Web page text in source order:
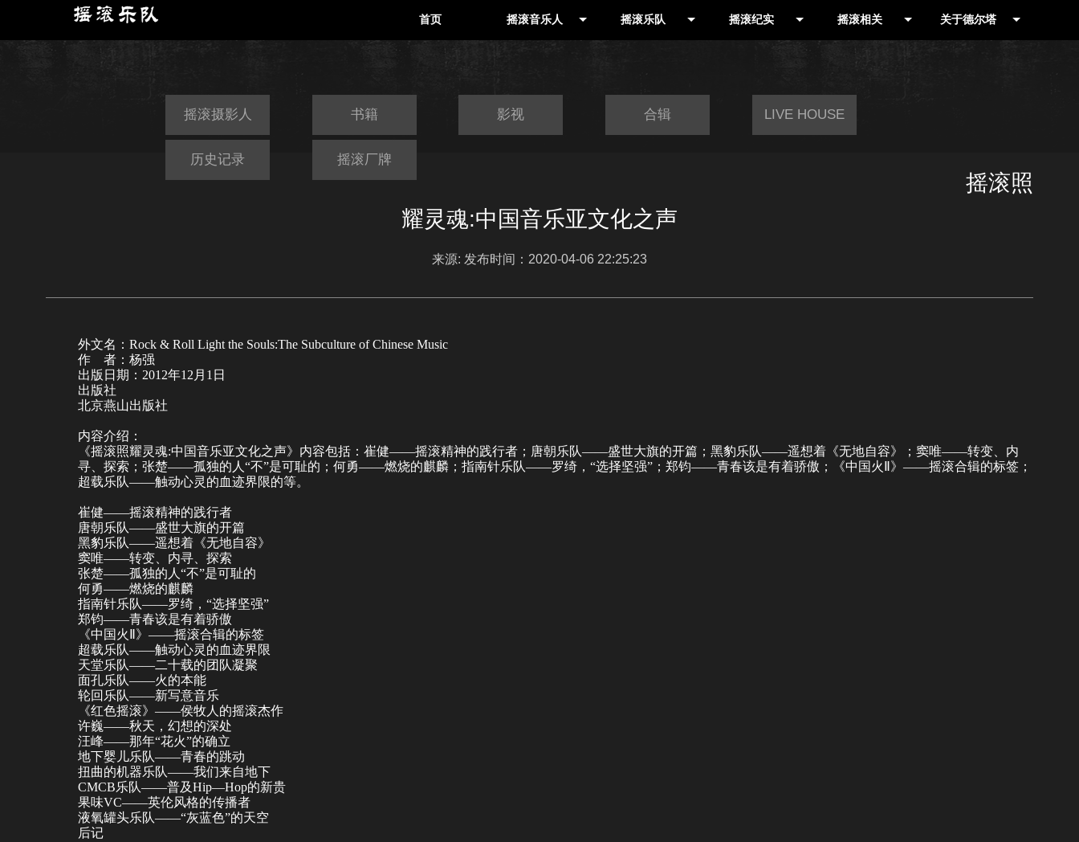
首页 摇滚音乐人
制作人
摇滚乐队
北京
摇滚纪实
演出现场
演出公告
摇滚相关
书籍
影视
摇滚厂牌
关于德尔塔
摇滚摄影人 书籍 影视 合辑 LIVE HOUSE
历史记录 摇滚厂牌
摇滚照
耀灵魂:中国音乐亚文化之声
来源: 发布时间：2020-04-06 22:25:23
外文名：Rock & Roll Light the Souls:The Subculture of Chinese Music
作 者：杨强
出版日期：2012年12月1日
出版社
北京燕山出版社
内容介绍：
《摇滚照耀灵魂:中国音乐亚文化之声》内容包括：崔健——摇滚精神的践行者；唐朝乐队——盛世大旗的开篇；黑豹乐队——遥想着《无地自容》；窦唯——转变、内
寻、探索；张楚——孤独的人“不”是可耻的；何勇——燃烧的麒麟；指南针乐队——罗绮，“选择坚强”；郑钧——青春该是有着骄傲；《中国火Ⅱ》——摇滚合辑的标签；
超载乐队——触动心灵的血迹界限的等。
崔健——摇滚精神的践行者
唐朝乐队——盛世大旗的开篇
黑豹乐队——遥想着《无地自容》
窦唯——转变、内寻、探索
张楚——孤独的人“不”是可耻的
何勇——燃烧的麒麟
指南针乐队——罗绮，“选择坚强”
郑钧——青春该是有着骄傲
《中国火Ⅱ》——摇滚合辑的标签
超载乐队——触动心灵的血迹界限
天堂乐队——二十载的团队凝聚
面孔乐队——火的本能
轮回乐队——新写意音乐
《红色摇滚》——侯牧人的摇滚杰作
许巍——秋天，幻想的深处
汪峰——那年“花火”的确立
地下婴儿乐队——青春的跳动
扭曲的机器乐队——我们来自地下
CMCB乐队——普及Hip—Hop的新贵
果味VC——英伦风格的传播者
液氧罐头乐队——“灰蓝色”的天空
后记